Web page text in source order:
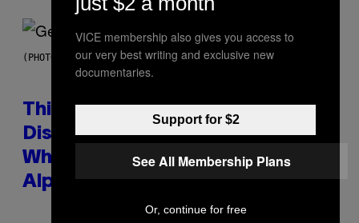
(PHOTO BY TAYLOR HILL/GETTY IMAGES)
This Researcher Accidentally
Discovered the New ‘Millennial
Whoop’ of Pop Music: The Gen
Alpha Melody
VICE membership also gives you access to
our very best writing and exclusive new
documentaries.
Support for $2
See All Membership Plans
Or, continue for free